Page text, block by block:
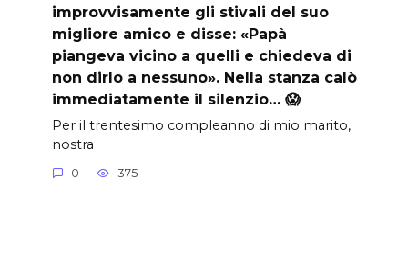
improvvisamente gli stivali del suo
migliore amico e disse: «Papà
piangeva vicino a quelli e chiedeva di
non dirlo a nessuno». Nella stanza calò
immediatamente il silenzio… 😱
Per il trentesimo compleanno di mio marito,
nostra
0 375